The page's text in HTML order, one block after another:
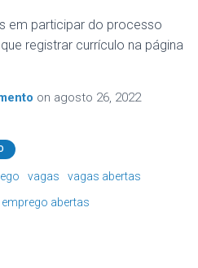
em participar do processo
registrar currículo na página
on agosto 26, 2022
vagas
vagas abertas
abertas